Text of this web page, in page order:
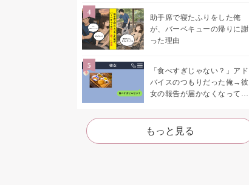
助手席で寝たふりをした俺
が、バーベキューの帰りに謝
った理由
「食べすぎじゃない？」アド
バイスのつもりだった俺→彼
女の報告が届かなくなって、
た
もっと見る